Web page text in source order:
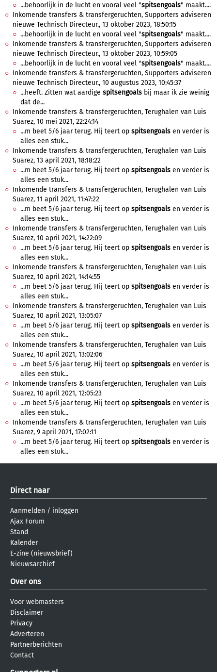
...behoorlijk in de lucht en vooral veel "spitsengoals" maakt....
Inkomende transfers & transfergeruchten, Supporters adviseren
nieuwe Technisch Directeur., 13 oktober 2023, 18:50:15
...behoorlijk in de lucht en vooral veel "spitsengoals" maakt....
Inkomende transfers & transfergeruchten, Supporters adviseren
nieuwe Technisch Directeur., 13 oktober 2023, 10:59:05
...behoorlijk in de lucht en vooral veel "spitsengoals" maakt....
Inkomende transfers & transfergeruchten, Supporters adviseren
nieuwe Technisch Directeur., 10 augustus 2023, 10:45:37
...heeft. Zitten wat aardige spitsengoals bij maar ik zie weinig
dat de...
Inkomende transfers & transfergeruchten, Terughalen van Luis
Suarez, 10 mei 2021, 22:24:14
...m beet 5/6 jaar terug. Hij teert op spitsengoals en verder is
alles een stuk...
Inkomende transfers & transfergeruchten, Terughalen van Luis
Suarez, 13 april 2021, 18:18:22
...m beet 5/6 jaar terug. Hij teert op spitsengoals en verder is
alles een stuk...
Inkomende transfers & transfergeruchten, Terughalen van Luis
Suarez, 11 april 2021, 11:47:22
...m beet 5/6 jaar terug. Hij teert op spitsengoals en verder is
alles een stuk...
Inkomende transfers & transfergeruchten, Terughalen van Luis
Suarez, 10 april 2021, 14:22:09
...m beet 5/6 jaar terug. Hij teert op spitsengoals en verder is
alles een stuk...
Inkomende transfers & transfergeruchten, Terughalen van Luis
Suarez, 10 april 2021, 14:14:55
...m beet 5/6 jaar terug. Hij teert op spitsengoals en verder is
alles een stuk...
Inkomende transfers & transfergeruchten, Terughalen van Luis
Suarez, 10 april 2021, 13:05:07
...m beet 5/6 jaar terug. Hij teert op spitsengoals en verder is
alles een stuk...
Inkomende transfers & transfergeruchten, Terughalen van Luis
Suarez, 10 april 2021, 13:02:06
...m beet 5/6 jaar terug. Hij teert op spitsengoals en verder is
alles een stuk...
Inkomende transfers & transfergeruchten, Terughalen van Luis
Suarez, 10 april 2021, 12:05:23
...m beet 5/6 jaar terug. Hij teert op spitsengoals en verder is
alles een stuk...
Inkomende transfers & transfergeruchten, Terughalen van Luis
Suarez, 9 april 2021, 17:02:11
...m beet 5/6 jaar terug. Hij teert op spitsengoals en verder is
alles een stuk...
Direct naar
Aanmelden / inloggen
Ajax Forum
Stand
Kalender
E-zine (nieuwsbrief)
Nieuwsarchief
Over ons
Voor webmasters
Disclaimer
Privacy
Adverteren
Partnerberichten
Contact